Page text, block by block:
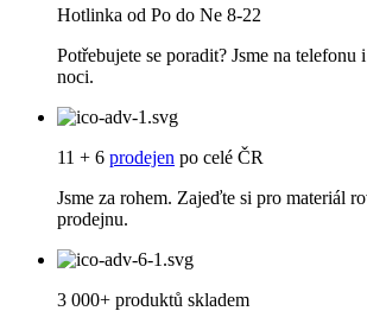
Hotlinka od Po do Ne 8-22
Potřebujete se poradit? Jsme na telefonu
noci.
11 + 6 prodejen po celé ČR
Jsme za rohem. Zajeďte si pro materiál
prodejnu.
3 000+ produktů skladem